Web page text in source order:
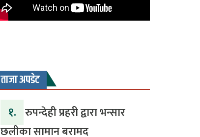
ताजा अपडेट
१. रुपन्देही प्रहरी द्वारा भन्सार
छलीका सामान बरामद